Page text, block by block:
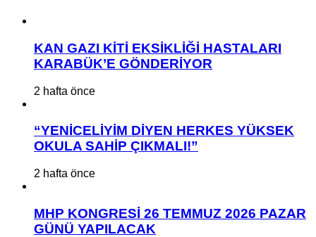
KAN GAZI KİTİ EKSİKLİĞİ HASTALARI
KARABÜK’E GÖNDERİYOR
2 hafta önce
“YENİCELİYİM DİYEN HERKES YÜKSEK
OKULA SAHİP ÇIKMALI!”
2 hafta önce
MHP KONGRESİ 26 TEMMUZ 2026 PAZAR
GÜNÜ YAPILACAK